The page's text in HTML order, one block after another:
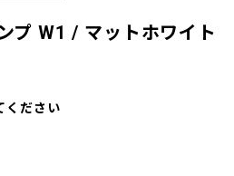
プ W1 / マットホワイト
ください